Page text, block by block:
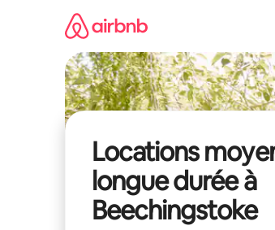
Locations
longue durée à
Beechingstoke